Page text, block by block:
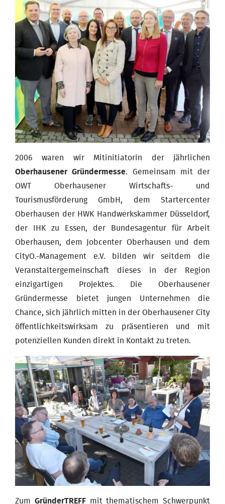
2006 waren wir Mitinitiatorin der jährlichen
Oberhausener Gründermesse. Gemeinsam mit der
OWT Oberhausener Wirtschafts- und
Tourismusförderung GmbH, dem Startercenter
Oberhausen der HWK Handwerkskammer Düsseldorf,
der IHK zu Essen, der Bundesagentur für Arbeit
Oberhausen, dem Jobcenter Oberhausen und dem
CityO.-Management e.V. bilden wir seitdem die
Veranstaltergemeinschaft dieses in der Region
einzigartigen Projektes. Die Oberhausener
Gründermesse bietet jungen Unternehmen die
Chance, sich jährlich mitten in der Oberhausener City
öffentlichkeitswirksam zu präsentieren und mit
potenziellen Kunden direkt in Kontakt zu treten.
Zum GründerTREFFmit thematischem Schwerpunkt